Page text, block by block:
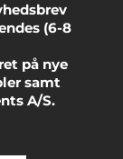
(6-8
på nye
samt
A/S.